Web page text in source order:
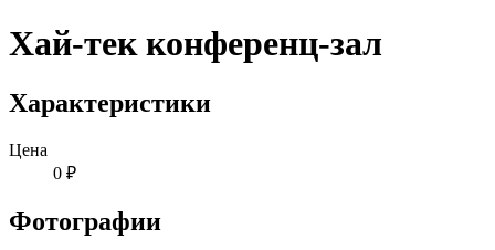
Хай-тек конференц-зал
Характеристики
Цена
0 ₽
Фотографии